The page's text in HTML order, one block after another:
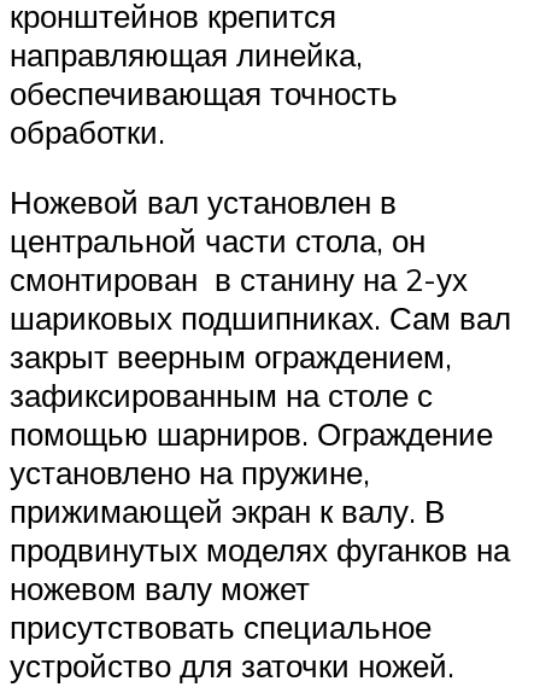
кронштейнов крепится
направляющая линейка,
обеспечивающая точность
обработки.
Ножевой вал установлен в
центральной части стола, он
смонтирован в станину на 2-ух
шариковых подшипниках. Сам вал
закрыт веерным ограждением,
зафиксированным на столе с
помощью шарниров. Ограждение
установлено на пружине,
прижимающей экран к валу. В
продвинутых моделях фуганков на
ножевом валу может
присутствовать специальное
устройство для заточки ножей.